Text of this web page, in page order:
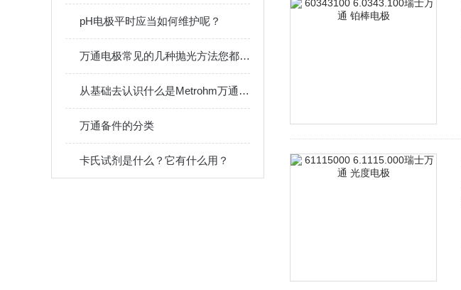
pH电极平时应当如何维护呢？
万通电极常见的几种抛光方法您都了解吗？
从基础去认识什么是Metrohm万通电极
万通备件的分类
卡氏试剂是什么？它有什么用？